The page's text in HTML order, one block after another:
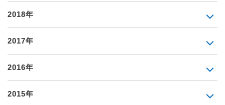
2018年
2017年
2016年
2015年